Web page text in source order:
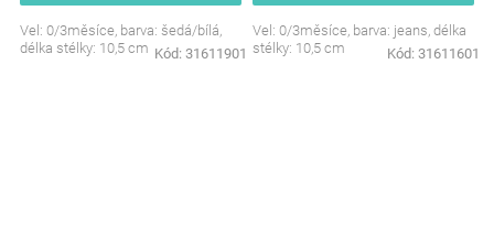
Vel: 0/3měsíce, barva: šedá/bílá,
délka stélky: 10,5 cm Kód: 31611901
Vel: 0/3měsíce, barva: jeans, délka
stélky: 10,5 cm
Kód: 31611601